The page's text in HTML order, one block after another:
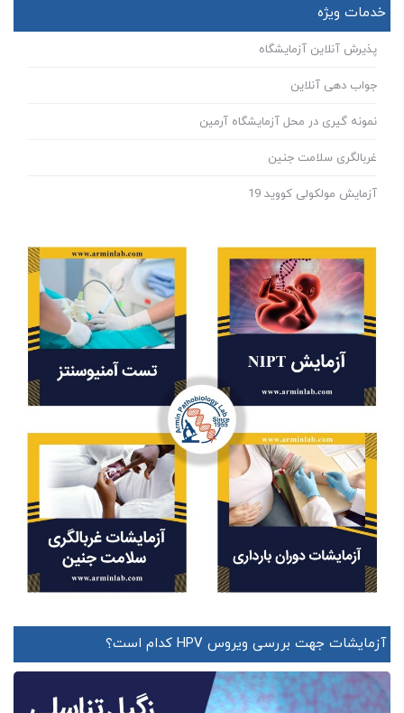
خدمات ویژه
پذیرش آنلاین آزمایشگاه
جواب دهی آنلاین
نمونه گیری در محل آزمایشگاه آرمین
غربالگری سلامت جنین
آزمایش مولکولی کووید 19
آزمایشات جهت بررسی ویروس HPV کدام است؟